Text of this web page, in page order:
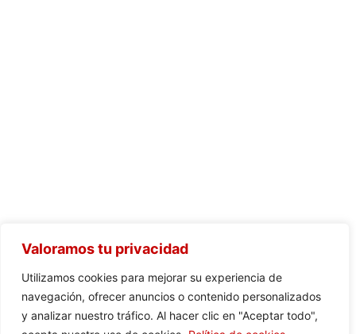
Valoramos tu privacidad
Utilizamos cookies para mejorar su experiencia de
navegación, ofrecer anuncios o contenido personalizados
y analizar nuestro tráfico. Al hacer clic en "Aceptar todo",